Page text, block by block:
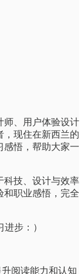
师、用户体验设计
，现住在新西兰的
感悟，帮助大家一
科技、设计与效率
和职业感悟，完全
步：）
升阅读能力和认知